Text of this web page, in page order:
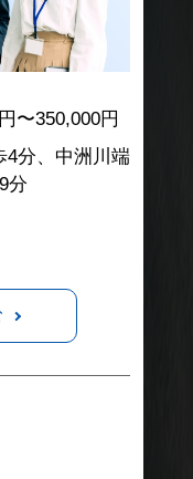
〜350,000円
4分、中洲川端
分